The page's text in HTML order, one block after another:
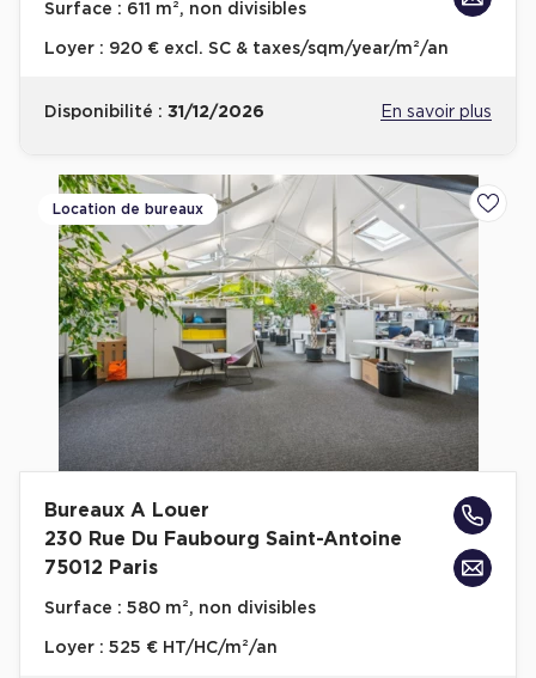
Surface : 611 m², non divisibles
Loyer : 920 € excl. SC & taxes/sqm/year/m²/an
Disponibilité : 31/12/2026 En savoir plus
Location de bureaux
Bureaux A Louer
230 Rue Du Faubourg Saint-Antoine
75012 Paris
Surface : 580 m², non divisibles
Loyer : 525 € HT/HC/m²/an